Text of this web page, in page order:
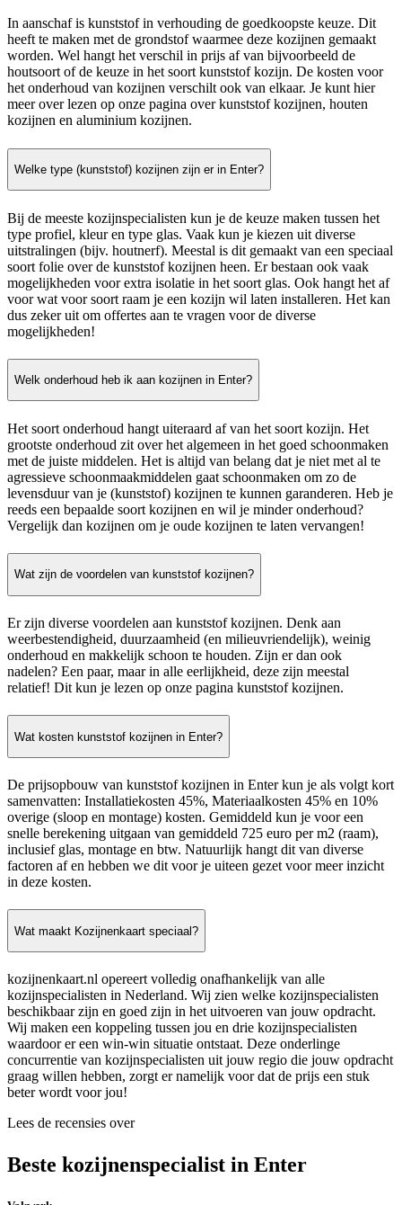
In aanschaf is kunststof in verhouding de goedkoopste keuze. Dit
heeft te maken met de grondstof waarmee deze kozijnen gemaakt
worden. Wel hangt het verschil in prijs af van bijvoorbeeld de
houtsoort of de keuze in het soort kunststof kozijn. De kosten voor
het onderhoud van kozijnen verschilt ook van elkaar. Je kunt hier
meer over lezen op onze pagina over kunststof kozijnen, houten
kozijnen en aluminium kozijnen.
Welke type (kunststof) kozijnen zijn er in Enter?
Bij de meeste kozijnspecialisten kun je de keuze maken tussen het
type profiel, kleur en type glas. Vaak kun je kiezen uit diverse
uitstralingen (bijv. houtnerf). Meestal is dit gemaakt van een speciaal
soort folie over de kunststof kozijnen heen. Er bestaan ook vaak
mogelijkheden voor extra isolatie in het soort glas. Ook hangt het af
voor wat voor soort raam je een kozijn wil laten installeren. Het kan
dus zeker uit om offertes aan te vragen voor de diverse
mogelijkheden!
Welk onderhoud heb ik aan kozijnen in Enter?
Het soort onderhoud hangt uiteraard af van het soort kozijn. Het
grootste onderhoud zit over het algemeen in het goed schoonmaken
met de juiste middelen. Het is altijd van belang dat je niet met al te
agressieve schoonmaakmiddelen gaat schoonmaken om zo de
levensduur van je (kunststof) kozijnen te kunnen garanderen. Heb je
reeds een bepaalde soort kozijnen en wil je minder onderhoud?
Vergelijk dan kozijnen om je oude kozijnen te laten vervangen!
Wat zijn de voordelen van kunststof kozijnen?
Er zijn diverse voordelen aan kunststof kozijnen. Denk aan
weerbestendigheid, duurzaamheid (en milieuvriendelijk), weinig
onderhoud en makkelijk schoon te houden. Zijn er dan ook
nadelen? Een paar, maar in alle eerlijkheid, deze zijn meestal
relatief! Dit kun je lezen op onze pagina kunststof kozijnen.
Wat kosten kunststof kozijnen in Enter?
De prijsopbouw van kunststof kozijnen in Enter kun je als volgt kort
samenvatten: Installatiekosten 45%, Materiaalkosten 45% en 10%
overige (sloop en montage) kosten. Gemiddeld kun je voor een
snelle berekening uitgaan van gemiddeld 725 euro per m2 (raam),
inclusief glas, montage en btw. Natuurlijk hangt dit van diverse
factoren af en hebben we dit voor je uiteen gezet voor meer inzicht
in deze kosten.
Wat maakt Kozijnenkaart speciaal?
kozijnenkaart.nl opereert volledig onafhankelijk van alle
kozijnspecialisten in Nederland. Wij zien welke kozijnspecialisten
beschikbaar zijn en goed zijn in het uitvoeren van jouw opdracht.
Wij maken een koppeling tussen jou en drie kozijnspecialisten
waardoor er een win-win situatie ontstaat. Deze onderlinge
concurrentie van kozijnspecialisten uit jouw regio die jouw opdracht
graag willen hebben, zorgt er namelijk voor dat de prijs een stuk
beter wordt voor jou!
Lees de recensies over
Beste kozijnenspecialist in Enter